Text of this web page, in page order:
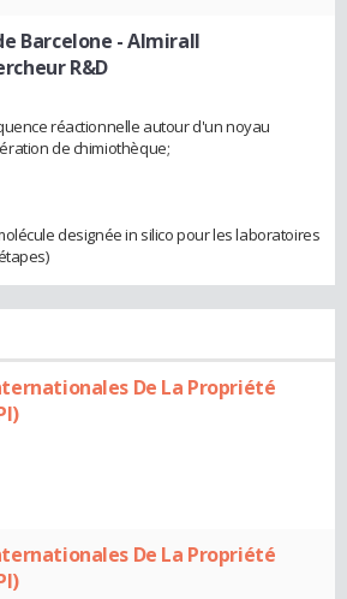
Barcelone - Almirall
R&D
réactionnelle autour d'un noyau
de chimiothèque;
designée in silico pour les laboratoires
De La Propriété
De La Propriété